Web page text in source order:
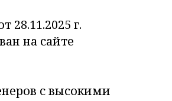
28.11.2025 г.
на сайте
с высокими